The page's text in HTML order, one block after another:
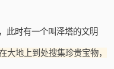
此时有一个叫泽塔的文明
大地上到处搜集珍贵宝物，